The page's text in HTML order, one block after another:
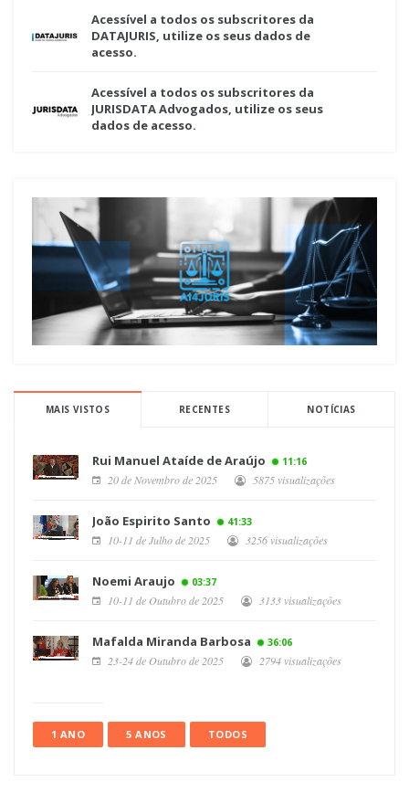
Acessível a todos os subscritores da
DATAJURIS, utilize os seus dados de
acesso.
Acessível a todos os subscritores da
JURISDATA Advogados, utilize os seus
dados de acesso.
MAIS VISTOS RECENTES NOTÍCIAS
Rui Manuel Ataíde de Araújo 11:16
20 de Novembro de 2025 5875 visualizações
João Espirito Santo 41:33
10-11 de Julho de 2025 3256 visualizações
Noemi Araujo 03:37
10-11 de Outubro de 2025 3133 visualizações
Mafalda Miranda Barbosa 36:06
23-24 de Outubro de 2025 2794 visualizações
1 ANO 5 ANOS TODOS